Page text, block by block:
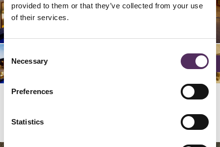
provided to them or that they’ve collected from your use
of their services.
Consent
Selection
Necessary
Preferences
Statistics
01/ 50
02/ 50
03/ 50
04/ 50
05/ 50
06/ 50
07/ 50
08/ 50
09/ 50
10/ 50
11/50
12/ 50
13/ 50
14/ 50
15/ 50
16/ 50
17/ 50
18/ 50
19/ 50
20/ 50
21/ 50
22/ 50
23/ 50
24/ 50
25/ 50
26/ 50
27/ 50
28/ 50
29/ 50
30/ 50
31/ 50
32/ 50
33/ 50
34/ 50
35/ 50
36/ 50
37/ 50
38/ 50
39/ 50
40/ 50
41/ 50
42/ 50
43/ 50
44/ 50
45/ 50
46/ 50
47/ 50
48/ 50
49/ 50
50/ 50
Locatie